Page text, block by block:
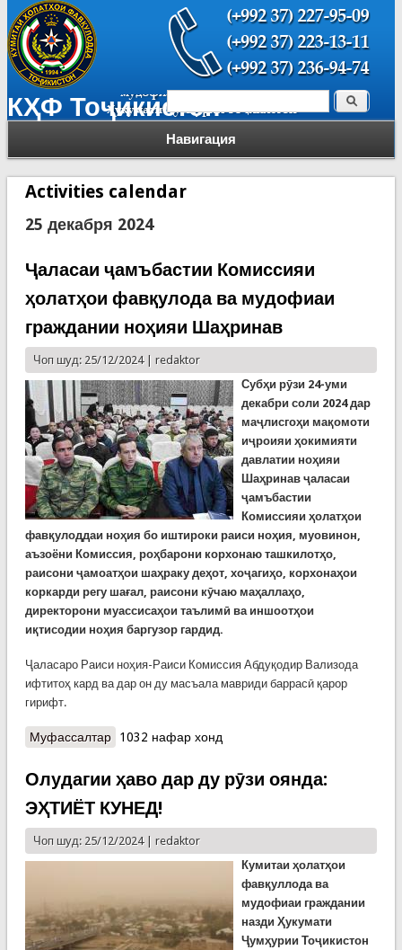
КҲФ Тоҷикистон
Навигация
Форма поиска Поиск
Activities calendar
25 декабря 2024
Ҷаласаи ҷамъбастии Комиссияи
ҳолатҳои фавқулода ва мудофиаи
граждании ноҳияи Шаҳринав
Чоп шуд: 25/12/2024 | redaktor
Субҳи рӯзи 24-уми
декабри соли 2024 дар
маҷлисгоҳи мақомоти
иҷроияи ҳокимияти
давлатии ноҳияи
Шаҳринав ҷаласаи
ҷамъбастии
Комиссияи ҳолатҳои
фавқулоддаи ноҳия бо иштироки раиси ноҳия, муовинон,
аъзоёни Комиссия, роҳбарони корхонаю ташкилотҳо,
раисони ҷамоатҳои шаҳраку деҳот, хоҷагиҳо, корхонаҳои
коркарди регу шағал, раисони кӯчаю маҳаллаҳо,
директорони муассисаҳои таълимӣ ва иншоотҳои
иқтисодии ноҳия баргузор гардид.
Ҷаласаро Раиси ноҳия-Раиси Комиссия Абдуқодир Вализода
ифтитоҳ кард ва дар он ду масъала мавриди баррасӣ қарор
гирифт.
Муфассалтаро Ҷаласаи ҷамъбастии Комиссияи ҳолатҳои
Шаҳринав
1032 нафар хонд
Олудагии ҳаво дар ду рӯзи оянда:
ЭҲТИЁТ КУНЕД!
Чоп шуд: 25/12/2024 | redaktor
Кумитаи ҳолатҳои
фавқуллода ва
мудофиаи граждании
назди Ҳукумати
Ҷумҳурии Тоҷикистон